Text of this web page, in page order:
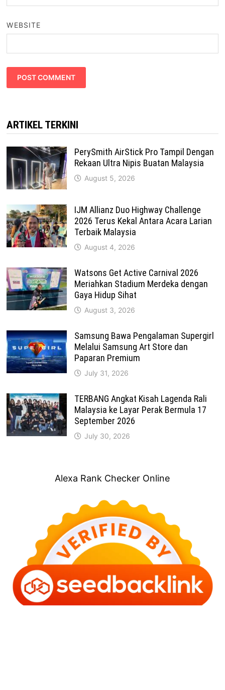
WEBSITE
ARTIKEL TERKINI
PerySmith AirStick Pro Tampil Dengan
Rekaan Ultra Nipis Buatan Malaysia
August 5, 2026
IJM Allianz Duo Highway Challenge
2026 Terus Kekal Antara Acara Larian
Terbaik Malaysia
August 4, 2026
Watsons Get Active Carnival 2026
Meriahkan Stadium Merdeka dengan
Gaya Hidup Sihat
August 3, 2026
Samsung Bawa Pengalaman Supergirl
Melalui Samsung Art Store dan
Paparan Premium
July 31, 2026
TERBANG Angkat Kisah Lagenda Rali
Malaysia ke Layar Perak Bermula 17
September 2026
July 30, 2026
Alexa Rank Checker Online